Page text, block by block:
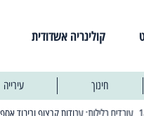
קולינריה אשדודית
חינוך עירייה